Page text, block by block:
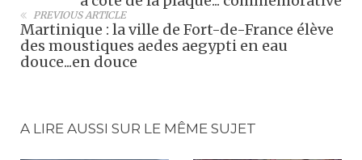
PREVIOUS ARTICLE
Martinique : la ville de Fort-de-France élève
des moustiques aedes aegypti en eau
douce...en douce
A LIRE AUSSI SUR LE MÊME SUJET